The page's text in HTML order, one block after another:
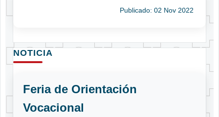
Publicado: 02 Nov 2022
NOTICIA
Feria de Orientación
Vocacional